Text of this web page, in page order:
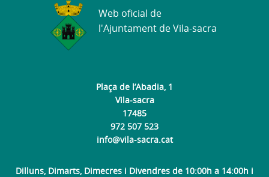
Plaça de l’Abadia, 1
Vila-sacra
17485
972 507 523
info@vila-sacra.cat
Dilluns, Dimarts, Dimecres i Divendres de 10:00h a 14:00h i
Web oficial de
l'Ajuntament de Vila-sacra